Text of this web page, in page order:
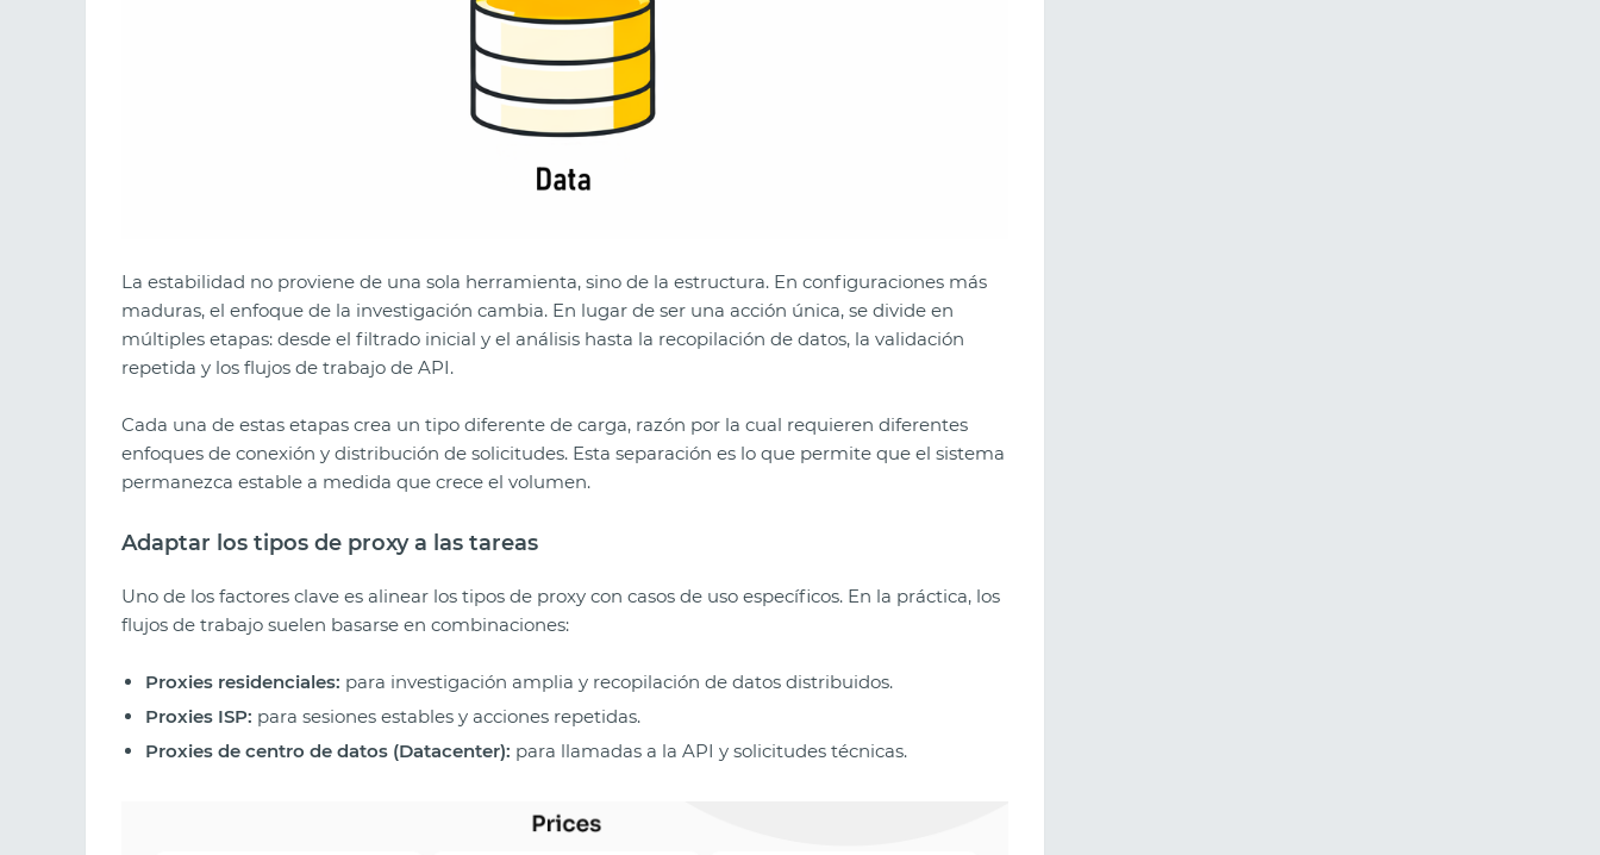
La estabilidad no proviene de una sola herramienta, sino de la estructura. En configuraciones más
maduras, el enfoque de la investigación cambia. En lugar de ser una acción única, se divide en
múltiples etapas: desde el filtrado inicial y el análisis hasta la recopilación de datos, la validación
repetida y los flujos de trabajo de API.
Cada una de estas etapas crea un tipo diferente de carga, razón por la cual requieren diferentes
enfoques de conexión y distribución de solicitudes. Esta separación es lo que permite que el sistema
permanezca estable a medida que crece el volumen.
Adaptar los tipos de proxy a las tareas
Uno de los factores clave es alinear los tipos de proxy con casos de uso específicos. En la práctica, los
flujos de trabajo suelen basarse en combinaciones:
Proxies residenciales: para investigación amplia y recopilación de datos distribuidos.
Proxies ISP: para sesiones estables y acciones repetidas.
Proxies de centro de datos (Datacenter): para llamadas a la API y solicitudes técnicas.